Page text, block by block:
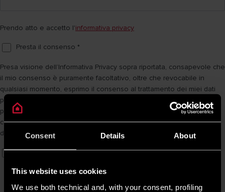
Consent Details About
This website uses cookies
We use both technical and, with your consent, profiling
Prendo atto e accetto l'informativa privacy
Presta il consenso *
Presa visione dell’Informativa Privacy sopra riportata, consapevole che
il mio consenso è puramente facoltativo, oltre che revocabile in
qualsiasi momento, esprimo il consenso al trattamento dei miei dati
per l’invio da parte della Società di comunicazioni
promozionali/commerciali e per lo svolgimento di attività di marketing
con le modalità ed in conformità a quanto previsto ai sensi
dell’informativa Privacy
informativa privacy
Presta il consenso
INVIA